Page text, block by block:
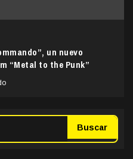
un nuevo
“Metal to the Punk”
Buscar